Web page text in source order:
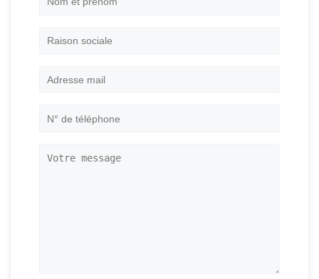
Raison
Adresse
N°
Votre